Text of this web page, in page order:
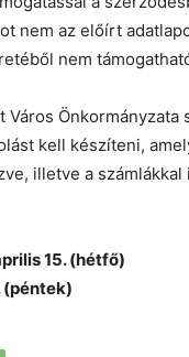
nem az előírt
nem
kell készíteni,
illetve a
15. (hétfő)
(péntek)